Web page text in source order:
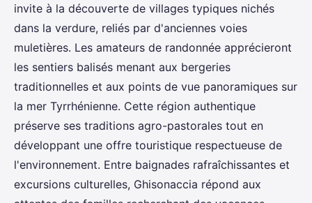
invite à la découverte de villages typiques nichés
dans la verdure, reliés par d'anciennes voies
muletières. Les amateurs de randonnée apprécieront
les sentiers balisés menant aux bergeries
traditionnelles et aux points de vue panoramiques sur
la mer Tyrrhénienne. Cette région authentique
préserve ses traditions agro-pastorales tout en
développant une offre touristique respectueuse de
l'environnement. Entre baignades rafraîchissantes et
excursions culturelles, Ghisonaccia répond aux